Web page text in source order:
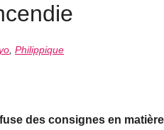
Philippique
des consignes en